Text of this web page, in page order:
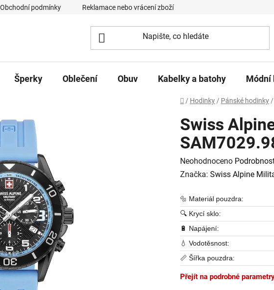
Obchodní podmínky Reklamace nebo vrácení zboží Podmínky ochrany
Šperky Oblečení Obuv Kabelky a batohy Módní
Domů
/ Hodinky / Pánské hodinky /
Swiss
Průměrné hodnocení
Neohodnoceno
Značka: Swiss Alpine
🔩 Materiál pouzdra:
🔍 Krycí sklo:
🔋 Napájení:
💧 Vodotěsnost:
📏 Šířka pouzdra:
Přejít na podrobné